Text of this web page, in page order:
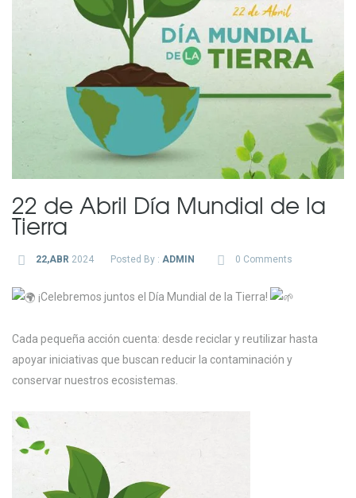
22 de Abril Día Mundial de la
Tierra
22,ABR 2024 Posted By : ADMIN 0 Comments
¡Celebremos juntos el Día Mundial de la Tierra!
Cada pequeña acción cuenta: desde reciclar y reutilizar hasta
apoyar iniciativas que buscan reducir la contaminación y
conservar nuestros ecosistemas.